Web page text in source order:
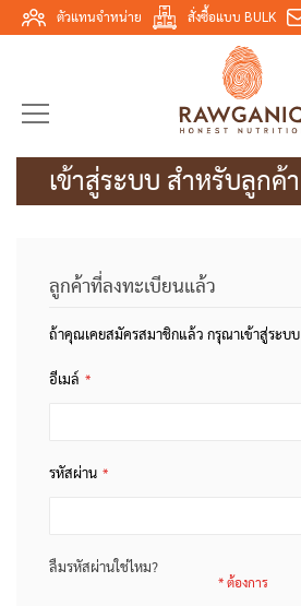
ตัวแทนจำหน่าย สั่งซื้อแบบ BULK
เข้าสู่ระบบ สำหรับลูกค้า
ลูกค้าที่ลงทะเบียนแล้ว
ถ้าคุณเคยสมัครสมาชิกแล้ว กรุณาเข้าสู่ระบบ
อีเมล์
รหัสผ่าน
ลืมรหัสผ่านใช่ไหม?